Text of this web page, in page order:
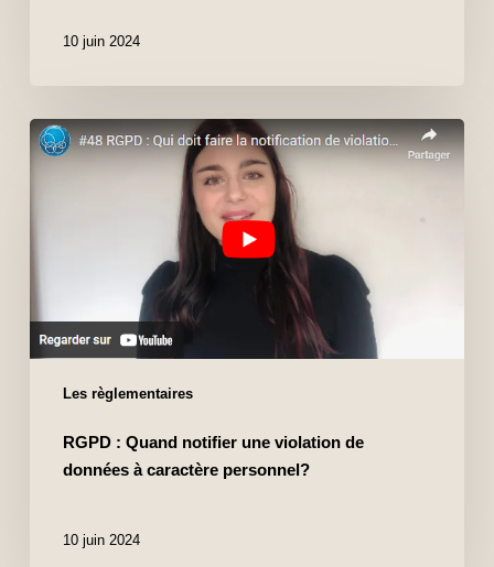
10 juin 2024
Les règlementaires
RGPD : Quand notifier une violation de
données à caractère personnel?
10 juin 2024